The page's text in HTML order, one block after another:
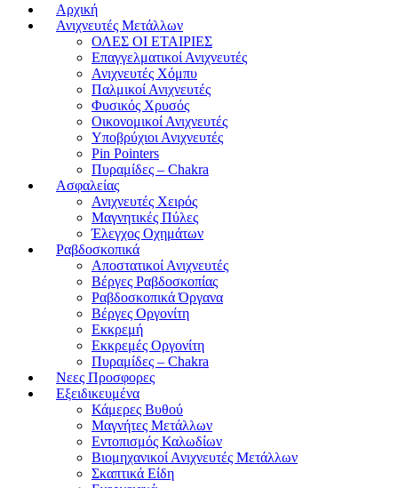
Αρχική
Ανιχνευτές Μετάλλων
ΟΛΕΣ ΟΙ ΕΤΑΙΡΙΕΣ
Επαγγελματικοί Ανιχνευτές
Ανιχνευτές Χόμπυ
Παλμικοί Ανιχνευτές
Φυσικός Χρυσός
Οικονομικοί Ανιχνευτές
Υποβρύχιοι Ανιχνευτές
Pin Pointers
Πυραμίδες – Chakra
Ασφαλείας
Ανιχνευτές Χειρός
Μαγνητικές Πύλες
Έλεγχος Οχημάτων
Ραβδοσκοπικά
Αποστατικοί Ανιχνευτές
Βέργες Ραβδοσκοπίας
Ραβδοσκοπικά Όργανα
Βέργες Οργονίτη
Εκκρεμή
Εκκρεμές Οργονίτη
Πυραμίδες – Chakra
Νεες Προσφορες
Εξειδικευμένα
Κάμερες Βυθού
Μαγνήτες Μετάλλων
Εντοπισμός Καλωδίων
Βιομηχανικοί Ανιχνευτές Μετάλλων
Σκαπτικά Είδη